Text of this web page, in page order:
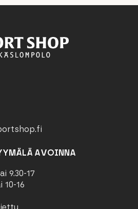
AVOINNA
9.30-17
10-16